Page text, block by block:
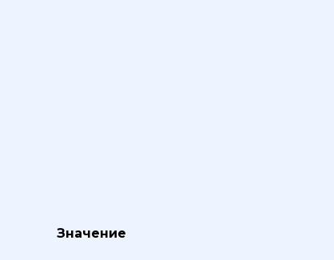
Значение